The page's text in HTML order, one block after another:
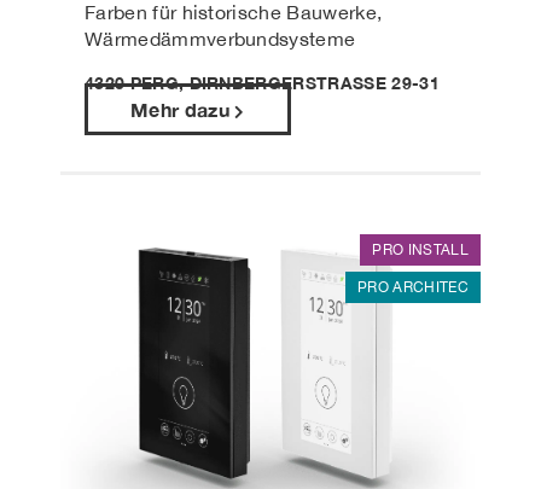
Farben für historische Bauwerke,
Wärmedämmverbundsysteme
4320 PERG, DIRNBERGERSTRASSE 29-31
Mehr dazu
PRO INSTALL
PRO ARCHITEC